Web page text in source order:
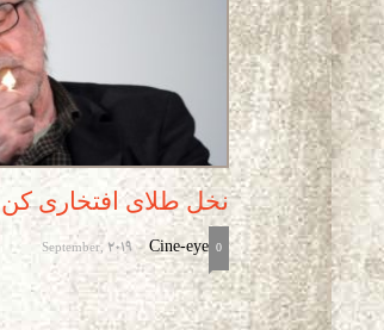
نخل طلای افتخاری کن
Cine-eye
-
September, 2019 0